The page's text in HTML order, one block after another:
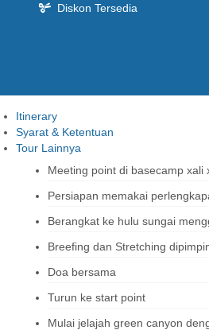
Diskon Tersedia
Itinerary
Syarat & Ketentuan
Tour Lainnya
Meeting point di basecamp xali
Persiapan memakai
Berangkat ke hulu sungai
Breefing dan Stretching
Doa bersama
Turun ke start point
Mulai jelajah green canyon